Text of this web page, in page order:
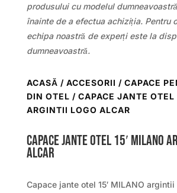
produsului cu modelul
înainte de a efectua achiziția. Pentru
echipa noastră de experți este la
dumneavoastră.
ACASĂ / ACCESORII / CAPACE
DIN OTEL / CAPACE JANTE OTEL
ARGINTII LOGO ALCAR
Capace jante otel 15′ MILANO
ALCAR
Capace jante otel 15′ MILANO argintii